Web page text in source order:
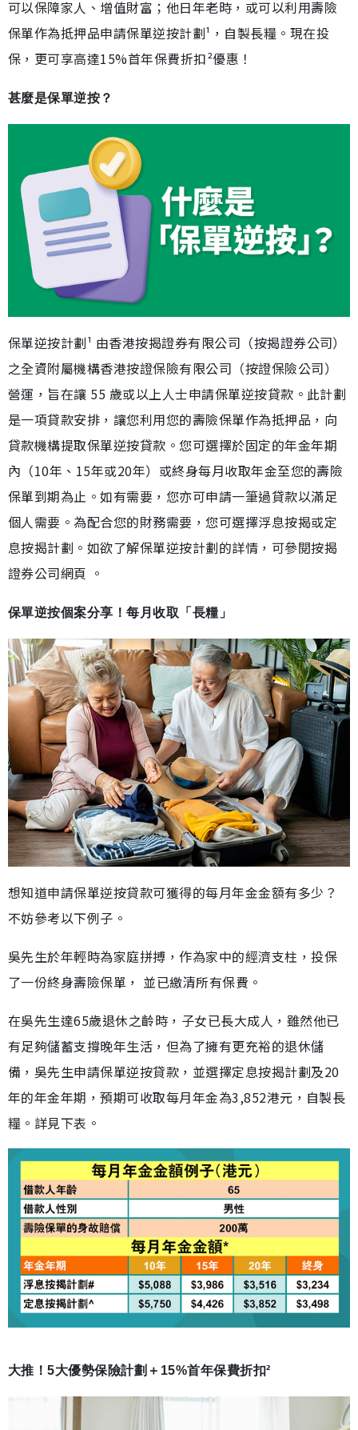
可以保障家人、增值財富；他日年老時，或可以利用壽險
保單作為抵押品申請保單逆按計劃¹，自製長糧。現在投
保，更可享高達15%首年保費折扣²優惠！
甚麼是保單逆按？
保單逆按計劃¹ 由香港按揭證券有限公司（按揭證券公司）
之全資附屬機構香港按證保險有限公司（按證保險公司）
營運，旨在讓 55 歲或以上人士申請保單逆按貸款。此計劃
是一項貸款安排，讓您利用您的壽險保單作為抵押品，向
貸款機構提取保單逆按貸款。您可選擇於固定的年金年期
內（10年、15年或20年）或終身每月收取年金至您的壽險
保單到期為止。如有需要，您亦可申請一筆過貸款以滿足
個人需要。為配合您的財務需要，您可選擇浮息按揭或定
息按揭計劃。如欲了解保單逆按計劃的詳情，可參閱按揭
證券公司網頁 。
保單逆按個案分享！每月收取「長糧」
想知道申請保單逆按貸款可獲得的每月年金金額有多少？
不妨參考以下例子。
吳先生於年輕時為家庭拼搏，作為家中的經濟支柱，投保
了一份終身壽險保單， 並已繳清所有保費。
在吳先生達65歲退休之齡時，子女已長大成人，雖然他已
有足夠儲蓄支撐晚年生活，但為了擁有更充裕的退休儲
備，吳先生申請保單逆按貸款，並選擇定息按揭計劃及20
年的年金年期，預期可收取每月年金為3,852港元，自製長
糧。詳見下表。
大推！5大優勢保險計劃＋15%首年保費折扣²